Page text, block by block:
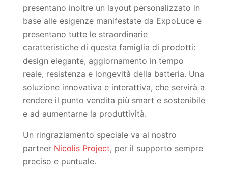
presentano inoltre un layout personalizzato in
base alle esigenze manifestate da ExpoLuce e
presentano tutte le straordinarie
caratteristiche di questa famiglia di prodotti:
design elegante, aggiornamento in tempo
reale, resistenza e longevità della batteria. Una
soluzione innovativa e interattiva, che servirà a
rendere il punto vendita più smart e sostenibile
e ad aumentarne la produttività.
Un ringraziamento speciale va al nostro
partner Nicolis Project, per il supporto sempre
preciso e puntuale.